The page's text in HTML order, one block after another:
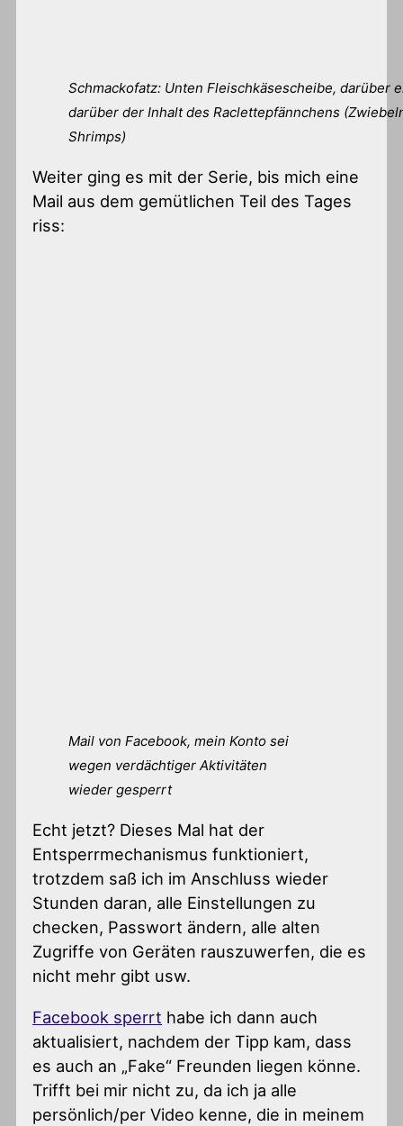
Schmackofatz: Unten Fleischkäsescheibe, darüber
darüber der Inhalt des Raclettepfännchens
Shrimps)
Weiter ging es mit der Serie, bis mich eine
Mail aus dem gemütlichen Teil des Tages
riss:
Mail von Facebook, mein Konto sei
wegen verdächtiger Aktivitäten
wieder gesperrt
Echt jetzt? Dieses Mal hat der
Entsperrmechanismus funktioniert,
trotzdem saß ich im Anschluss wieder
Stunden daran, alle Einstellungen zu
checken, Passwort ändern, alle alten
Zugriffe von Geräten rauszuwerfen, die es
nicht mehr gibt usw.
Facebook sperrt habe ich dann auch
aktualisiert, nachdem der Tipp kam, dass
es auch an „Fake“ Freunden liegen könne.
Trifft bei mir nicht zu, da ich ja alle
persönlich/per Video kenne, die in meinem